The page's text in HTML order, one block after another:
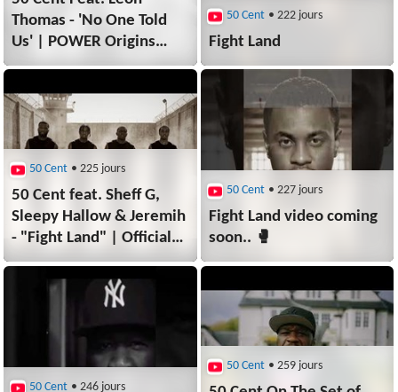
Thomas - 'No One Told
Us' | POWER Origins
Theme Song
50 Cent • 222 jours
Fight Land
50 Cent • 225 jours
50 Cent feat. Sheff G,
Sleepy Hallow & Jeremih
- "Fight Land" | Official
Music Video
50 Cent • 227 jours
Fight Land video coming
soon.. 🥊
50 Cent • 246 jours
50 Cent • 259 jours